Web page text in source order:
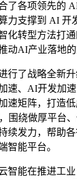
了各项领先的
力支撑到 AI 开
化转型方法打通
动AI产业落地的
了战略全新升
速、AI开发加速
速矩阵，打造
围绕做厚平台
续发力，帮助
智能平台。
能在推进工业